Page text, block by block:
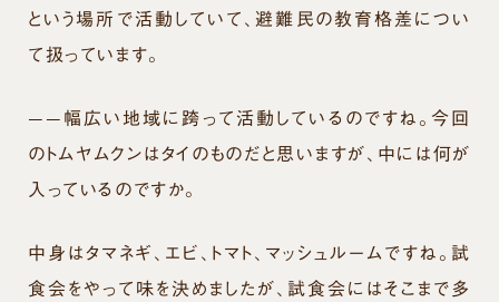
という場所で活動していて、避難民の教育格差につい
て扱っています。
——幅広い地域に跨って活動しているのですね。今回
のトムヤムクンはタイのものだと思いますが、中には何が
入っているのですか。
中身はタマネギ、エビ、トマト、マッシュルームですね。試
食会をやって味を決めましたが、試食会にはそこまで多